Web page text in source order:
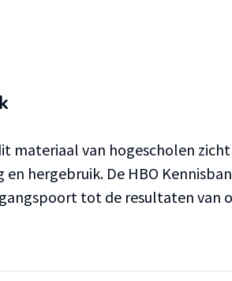
materiaal van hogescholen
hergebruik. De HBO
tot de resultaten van